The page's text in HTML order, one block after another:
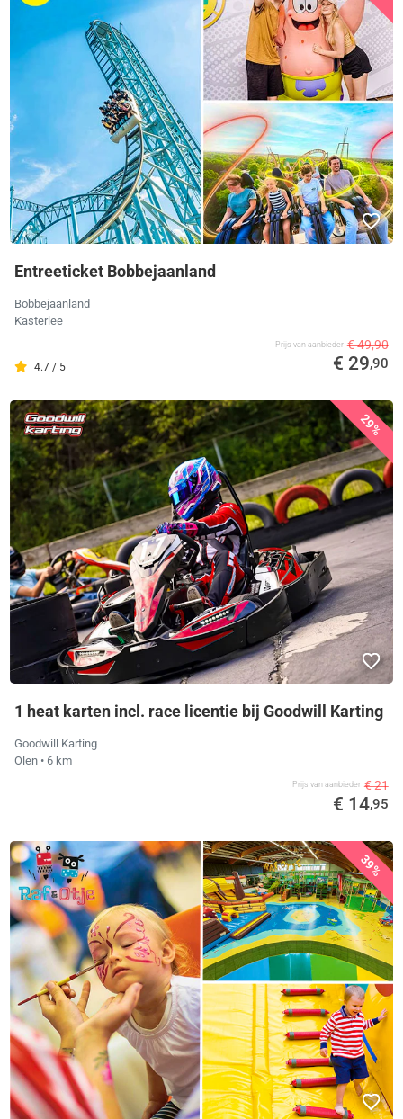
Entreeticket Bobbejaanland
Bobbejaanland
Kasterlee
4.7 / 5
Prijs van aanbieder € 49,90
€ 29,90
29%
1 heat karten incl. race licentie bij Goodwill Karting
Goodwill Karting
Olen • 6 km
Prijs van aanbieder € 21
€ 14,95
39%